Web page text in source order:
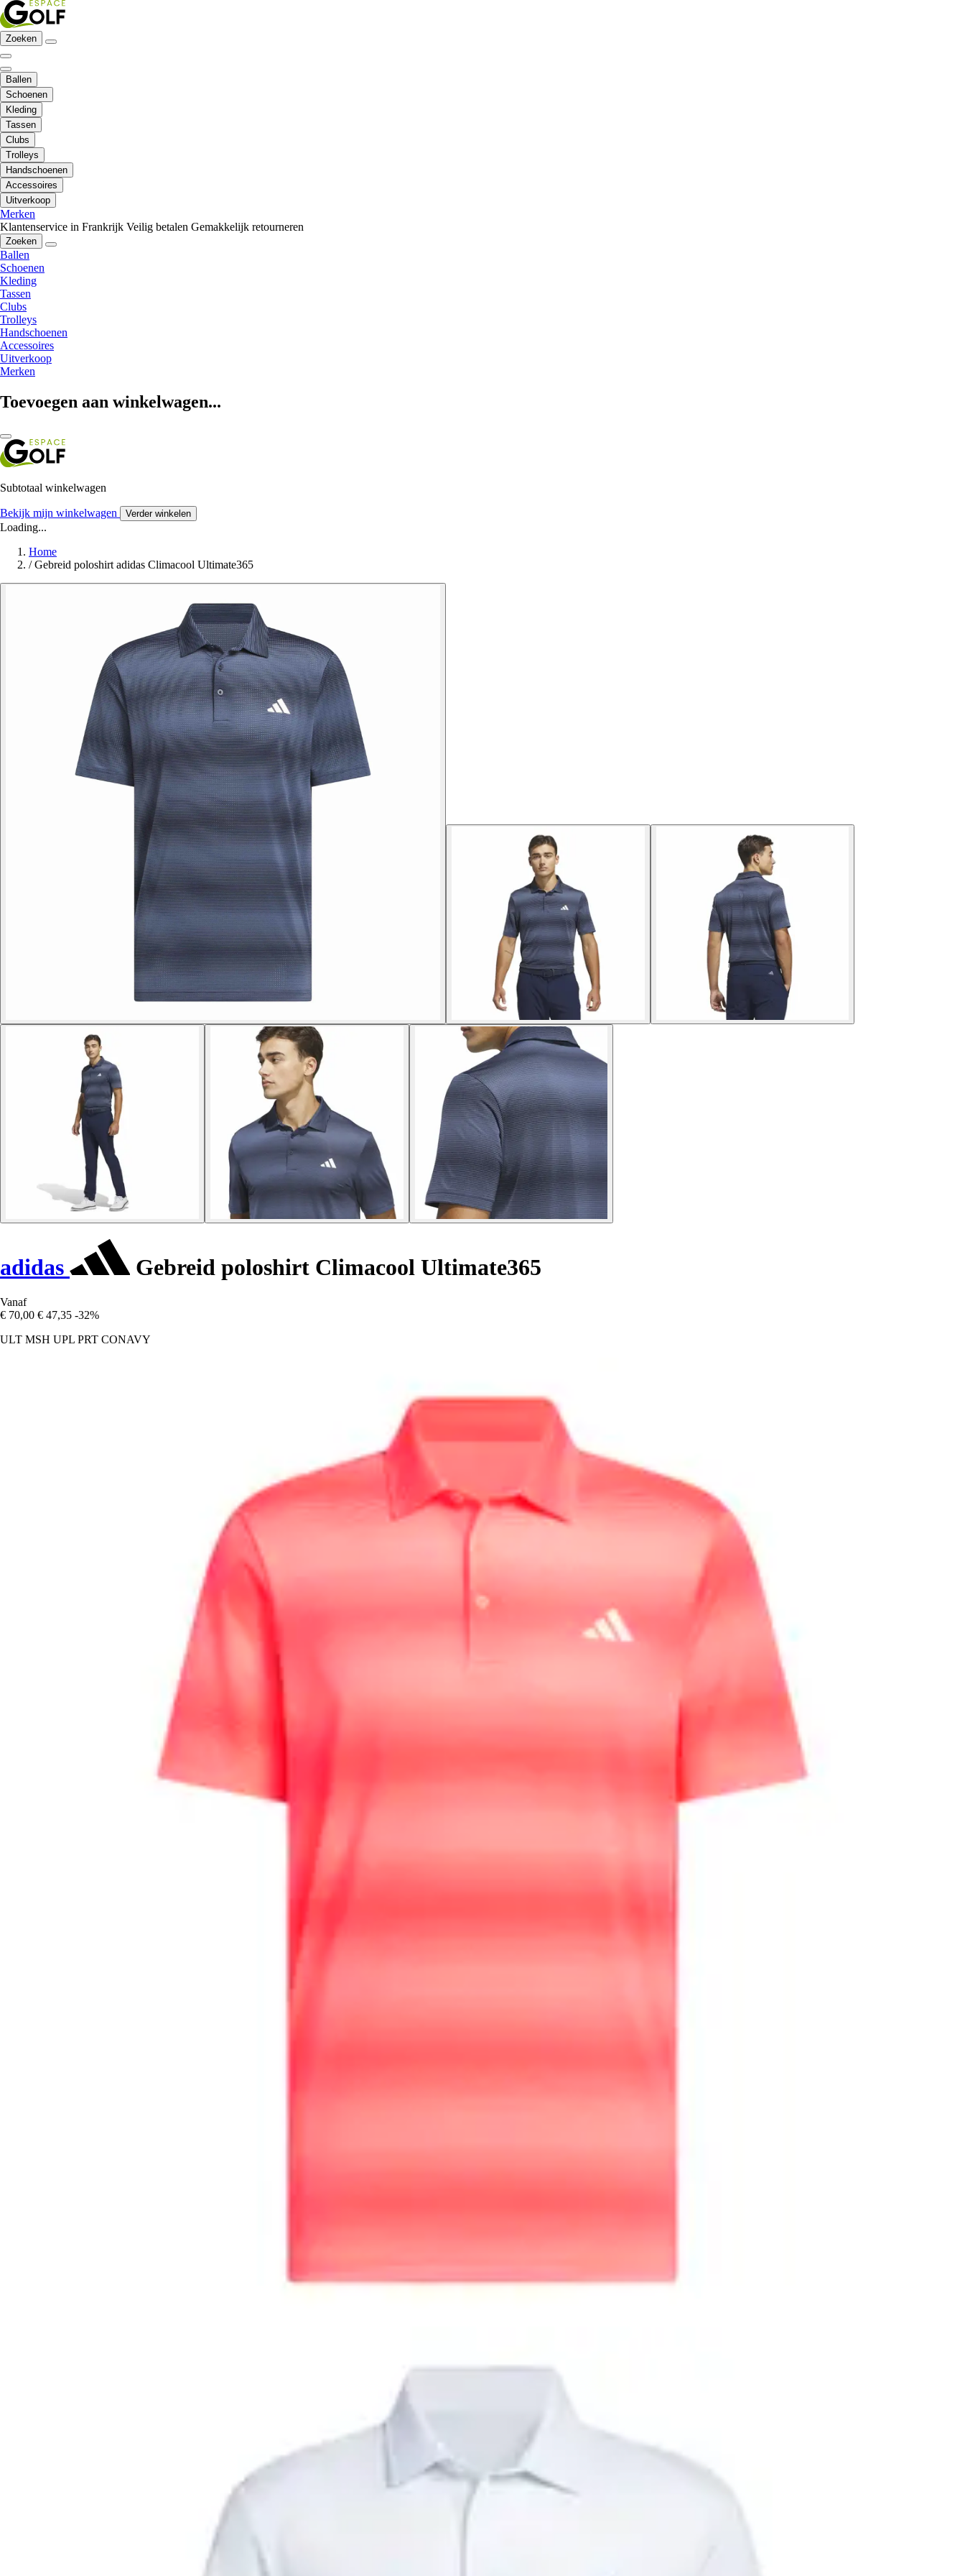
Zoeken
Ballen
Schoenen
Kleding
Tassen
Clubs
Trolleys
Handschoenen
Accessoires
Uitverkoop
Merken
Klantenservice in Frankrijk Veilig betalen Gemakkelijk retourneren
Zoeken
Ballen
Schoenen
Kleding
Tassen
Clubs
Trolleys
Handschoenen
Accessoires
Uitverkoop
Merken
Toevoegen aan winkelwagen...
Subtotaal winkelwagen
Bekijk mijn winkelwagen Verder winkelen
Loading...
Home
/ Gebreid poloshirt adidas Climacool Ultimate365
adidas Gebreid poloshirt Climacool Ultimate365
Vanaf
€ 70,00 € 47,35 -32%
ULT MSH UPL PRT CONAVY